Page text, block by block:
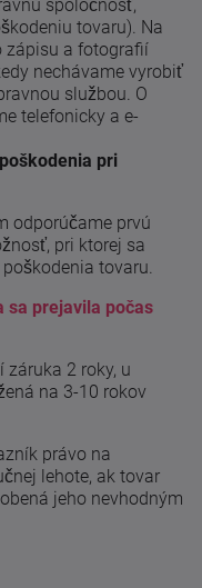
spoločnosť,
tovaru). Na
zápisu a fotografií
nechávame vyrobiť
službou. O
telefonicky a e-
pri
odporúčame prvú
pri ktorej sa
tovaru.
sa prejavila počas
záruka 2 roky, u
na 3-10 rokov
právo na
lehote, ak tovar
jeho nevhodným